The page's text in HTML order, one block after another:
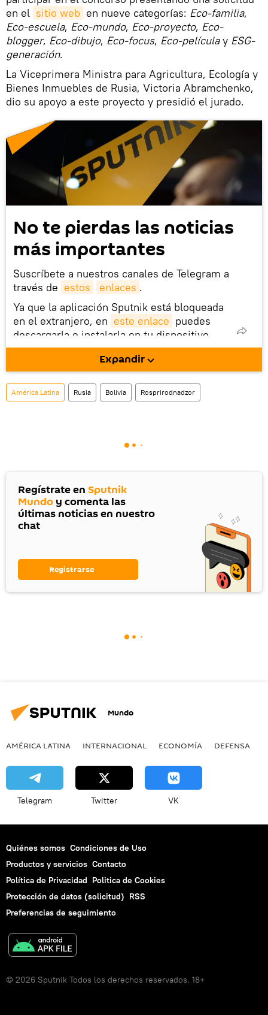
en el sitio web en nueve categorías: Eco-familia,
Eco-escuela, Eco-mundo, Eco-proyecto, Eco-
blogger, Eco-dibujo, Eco-focus, Eco-películay ESG-
generación.
La Viceprimera Ministra para Agricultura, Ecología y
Bienes Inmuebles de Rusia, Victoria Abramchenko,
dio su apoyo a este proyecto y presidió el jurado.
No te pierdas las noticias
más importantes
Suscríbete a nuestros canales de Telegram a
través de estos enlaces .
Ya que la aplicación Sputnik está bloqueada
en el extranjero, en este enlace puedes
descargarla e instalarla en tu dispositivo
móvil (¡solo para Android!).
También tenemos una cuenta en la red
social rusa VK .
Expandir
América Latina Rusia Bolivia Rosprirodnadzor
Regístrate en Sputnik
Mundo y comenta las
últimas noticias en nuestro
chat
Registrarse
Mundo
AMÉRICA LATINA INTERNACIONAL ECONOMÍA DEFENSA
Telegram Twitter VK
Quiénes somos Condiciones de Uso
Productos y servicios Contacto
Política de Privacidad Politica de Cookies
Protección de datos (solicitud) RSS
Preferencias de seguimiento
© 2026 Sputnik Todos los derechos reservados. 18+